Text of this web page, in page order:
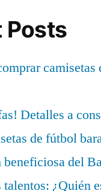
Posts
Detalles a
de fútbol
del
talentos: ¿Quién